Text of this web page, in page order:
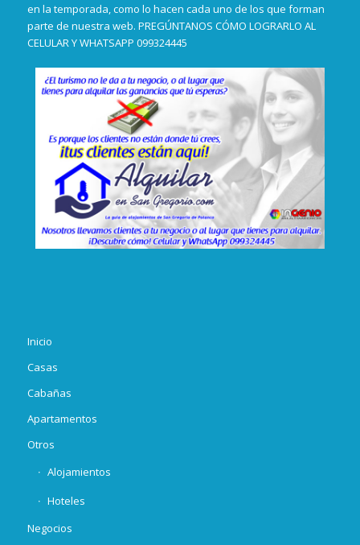
en la temporada, como lo hacen cada uno de los que forman
parte de nuestra web. PREGÚNTANOS CÓMO LOGRARLO AL
CELULAR Y WHATSAPP 099324445
Inicio
Casas
Cabañas
Apartamentos
Otros
Alojamientos
Hoteles
Negocios